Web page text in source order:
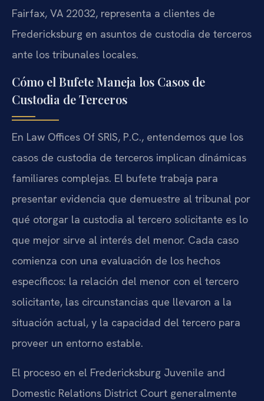
Fairfax, VA 22032, representa a clientes de
Fredericksburg en asuntos de custodia de terceros
ante los tribunales locales.
Cómo el Bufete Maneja los Casos de
Custodia de Terceros
En Law Offices Of SRIS, P.C., entendemos que los
casos de custodia de terceros implican dinámicas
familiares complejas. El bufete trabaja para
presentar evidencia que demuestre al tribunal por
qué otorgar la custodia al tercero solicitante es lo
que mejor sirve al interés del menor. Cada caso
comienza con una evaluación de los hechos
específicos: la relación del menor con el tercero
solicitante, las circunstancias que llevaron a la
situación actual, y la capacidad del tercero para
proveer un entorno estable.
El proceso en el Fredericksburg Juvenile and
Domestic Relations District Court generalmente